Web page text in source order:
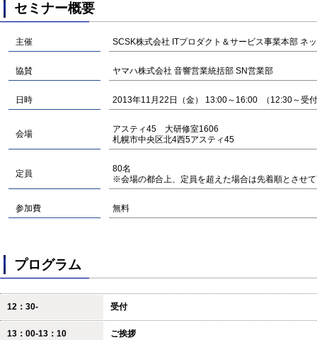
セミナー概要
主催 SCSK株式会社 ITプロダクト＆サービス事業本部 ネ
協賛 ヤマハ株式会社 音響営業統括部 SN営業部
日時 2013年11月22日（金） 13:00～16:00 （12:30～受
会場
アスティ45 大研修室1606
札幌市中央区北4西5アスティ45
定員
80名
※会場の都合上、定員を超えた場合は先着順とさせ
参加費 無料
プログラム
12：30- 受付
13：00-13：10 ご挨拶